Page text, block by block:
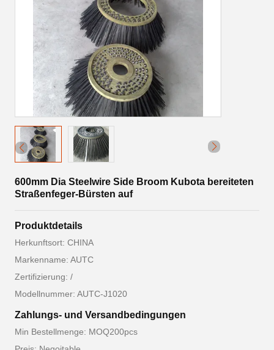
600mm Dia Steelwire Side Broom Kubota bereiteten
Straßenfeger-Bürsten auf
Produktdetails
Herkunftsort: CHINA
Markenname: AUTC
Zertifizierung: /
Modellnummer: AUTC-J1020
Zahlungs- und Versandbedingungen
Min Bestellmenge: MOQ200pcs